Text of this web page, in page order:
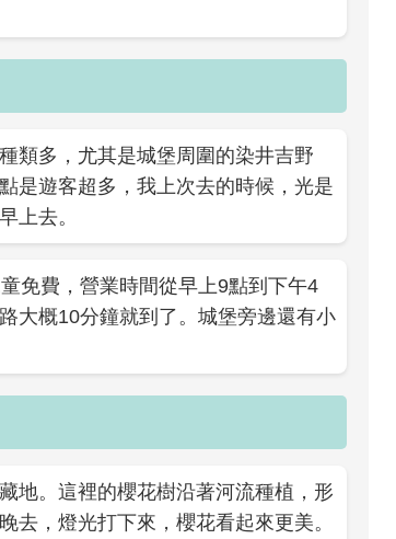
類多，尤其是城堡周圍的染井吉野
是遊客超多，我上次去的時候，光是
上去。
免費，營業時間從早上9點到下午4
大概10分鐘就到了。城堡旁邊還有小
地。這裡的櫻花樹沿著河流種植，形
去，燈光打下來，櫻花看起來更美。